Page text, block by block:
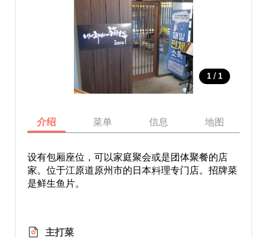
1 / 1
介绍 菜单 信息 地图
设有包厢座位，可以家庭聚会或是团体聚餐的店
家。位于江原道原州市的日本料理专门店。招牌菜
是鲜生鱼片。
主打菜